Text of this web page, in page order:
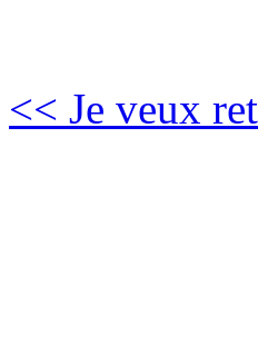
<< Je veux